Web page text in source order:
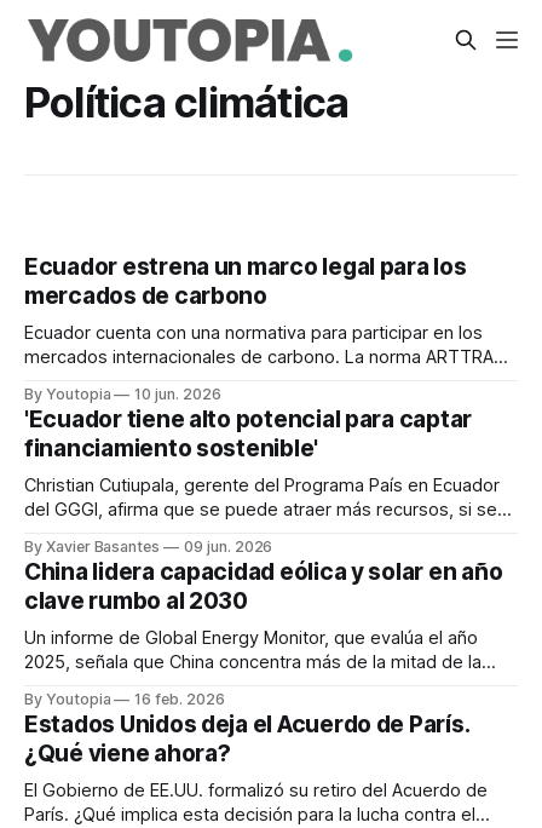
Política climática
Ecuador estrena un marco legal para los
mercados de carbono
Ecuador cuenta con una normativa para participar en los
mercados internacionales de carbono. La norma ARTTRAM
By Youtopia 10 jun. 2026
'Ecuador tiene alto potencial para captar
financiamiento sostenible'
Christian Cutiupala, gerente del Programa País en Ecuador
del GGGI, afirma que se puede atraer más recursos, si se
By Xavier Basantes 09 jun. 2026
China lidera capacidad eólica y solar en año
clave rumbo al 2030
Un informe de Global Energy Monitor, que evalúa el año
2025, señala que China concentra más de la mitad de la
By Youtopia 16 feb. 2026
Estados Unidos deja el Acuerdo de París.
¿Qué viene ahora?
El Gobierno de EE.UU. formalizó su retiro del Acuerdo de
París. ¿Qué implica esta decisión para la lucha contra el